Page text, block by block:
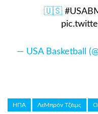
🇺🇸
— USA Basketball
ΗΠΑ ΛεΜπρόν Τζέιμς